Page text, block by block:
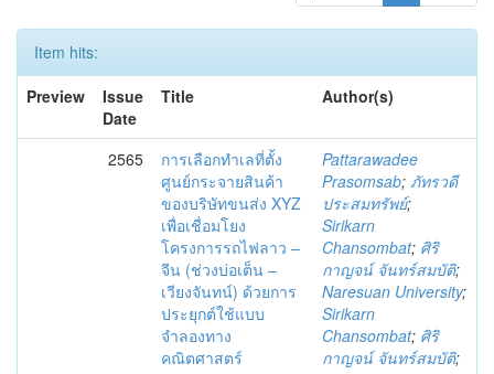
Item hits:
Preview
Issue
Date
Title Author(s)
2565
การเลือกทำเลที่ตั้ง
ศูนย์กระจายสินค้า
ของบริษัทขนส่ง XYZ
เพื่อเชื่อมโยง
โครงการรถไฟลาว –
จีน (ช่วงบ่อเต็น –
เวียงจันทน์) ด้วยการ
ประยุกต์ใช้แบบ
จำลองทาง
คณิตศาสตร์
Pattarawadee
Prasomsab; ภัทรวดี
ประสมทรัพย์;
Sirikarn
Chansombat; ศิริ
กาญจน์ จันทร์สมบัติ;
Naresuan University;
Sirikarn
Chansombat; ศิริ
กาญจน์ จันทร์สมบัติ;